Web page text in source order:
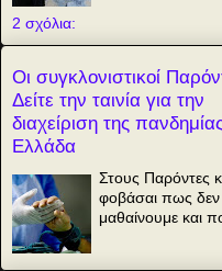
2 σχόλια:
Οι συγκλονιστικοί
Δείτε την ταινία για την
διαχείριση της
Ελλάδα
Στους Παρόντες
φοβάσαι πως δεν
μαθαίνουμε και